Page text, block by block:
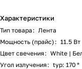
Характеристики
Тип товара : Лента
Мощность (прайс) : 11.5 Вт
Цвет свечения : White |
Угол излучения : typ: 170 °